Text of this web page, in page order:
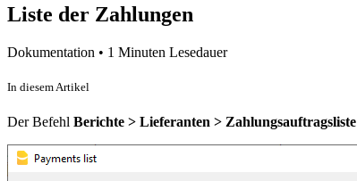
Liste der Zahlungen
Dokumentation • 1 Minuten Lesedauer
In diesem Artikel
Der Befehl Berichte > Lieferanten > Zahlungsauftragsliste